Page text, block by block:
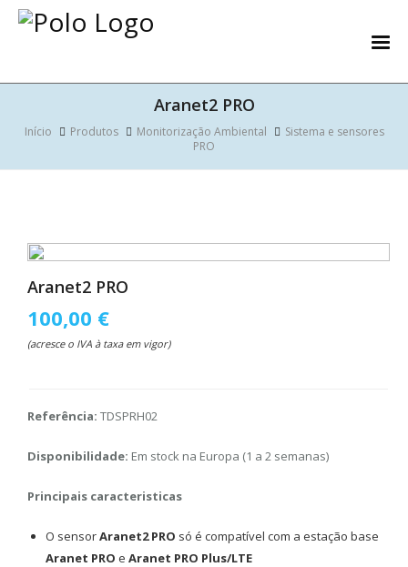
Aranet2 PRO
Início Produtos Monitorização Ambiental
Sistema e sensores
PRO
Aranet2 PRO
100,00 €
(acresce o IVA à taxa em vigor)
Referência: TDSPRH02
Disponibilidade: Em stock na Europa (1 a 2 semanas)
Principais caracteristicas
O sensorAranet2 PRO só é compatível com a estação base
Aranet PRO e Aranet PRO Plus/LTE